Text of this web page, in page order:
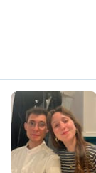
B